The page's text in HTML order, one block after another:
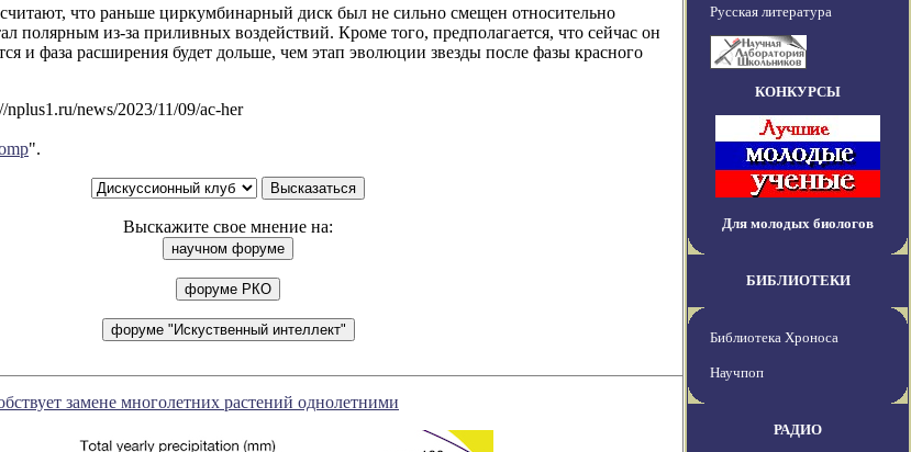
что раньше циркумбинарный диск был не сильно смещен относительно
полярным из-за приливных воздействий. Кроме того, предполагается, что сейчас он
и фаза расширения будет дольше, чем этап эволюции звезды после фазы красного
news/2023/11/09/ac-her
".
Выскажите свое мнение на:
замене многолетних растений однолетними
Русская литература
КОНКУРСЫ
Для молодых биологов
БИБЛИОТЕКИ
Библиотека Хроноса
Научпоп
РАДИО